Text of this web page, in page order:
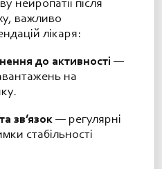
нейропатії після
важливо
лікаря:
до активності —
на
зв’язок — регулярні
стабільності